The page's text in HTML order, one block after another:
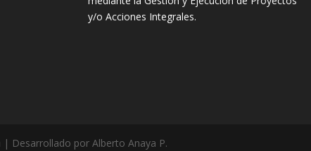
y/o Acciones Integrales.
Desarrollado por Alberto Anaya P.